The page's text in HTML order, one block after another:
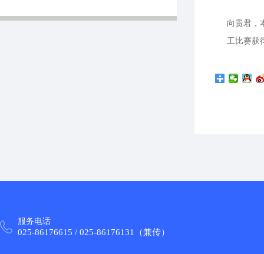
向贵君，
工比赛获
服务电话
025-86176615 / 025-86176131（兼传）